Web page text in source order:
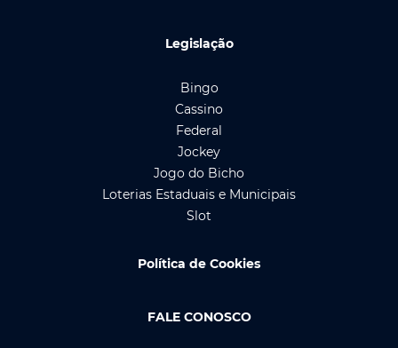
Legislação
Bingo
Cassino
Federal
Jockey
Jogo do Bicho
Loterias Estaduais e Municipais
Slot
Política de Cookies
FALE CONOSCO